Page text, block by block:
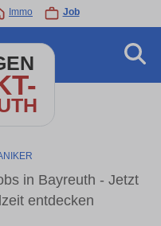
Immo Job
in Bayreuth - Jetzt
entdecken